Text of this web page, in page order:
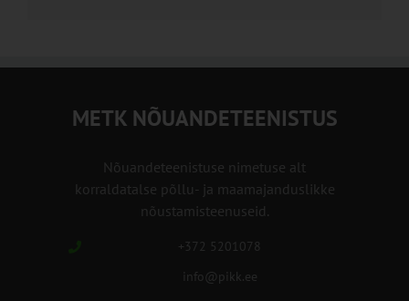
METK NÕUANDETEENISTUS
Nõuandeteenistuse nimetuse alt
korraldatalse põllu- ja maamajanduslikke
nõustamisteenuseid.
+372 5201078
info@pikk.ee